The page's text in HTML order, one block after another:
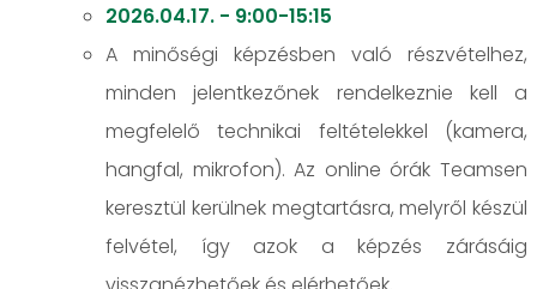
2026.04.17. - 9:00-15:15
A minőségi képzésben való részvételhez,
minden jelentkezőnek rendelkeznie kell a
megfelelő technikai feltételekkel (kamera,
hangfal, mikrofon). Az online órák Teamsen
keresztül kerülnek megtartásra, melyről készül
felvétel, így azok a képzés zárásáig